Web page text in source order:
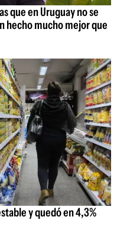
que en Uruguay no se
hecho mucho mejor que
y quedó en 4,3%